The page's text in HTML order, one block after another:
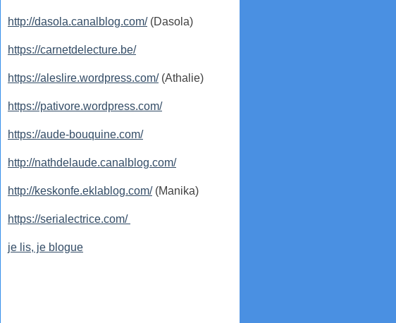
http://dasola.canalblog.com/(Dasola)
https://carnetdelecture.be/
https://aleslire.wordpress.com/(Athalie)
https://pativore.wordpress.com/
https://aude-bouquine.com/
http://nathdelaude.canalblog.com/
http://keskonfe.eklablog.com/(Manika)
https://serialectrice.com/
je lis, je blogue